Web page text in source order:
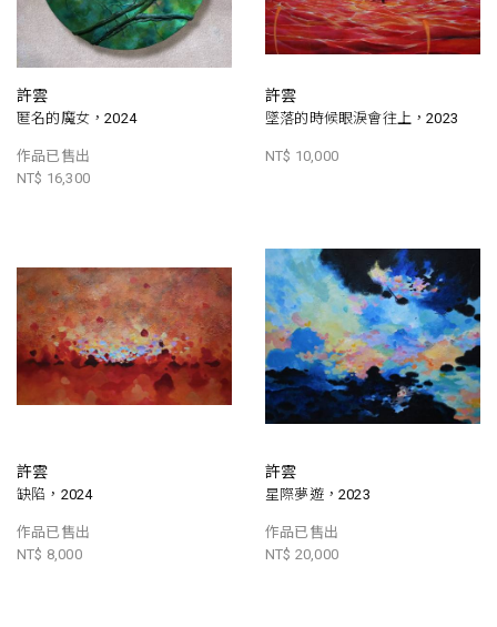
許雲
匿名的魔女，2024
作品已售出
NT$ 16,300
許雲
墜落的時候眼淚會往上，2023
NT$ 10,000
許雲
缺陷，2024
作品已售出
NT$ 8,000
許雲
星際夢遊，2023
作品已售出
NT$ 20,000